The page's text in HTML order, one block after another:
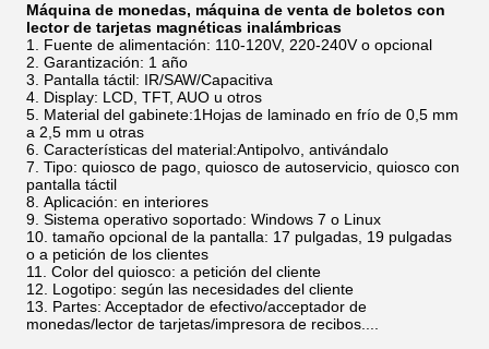
Máquina de monedas, máquina de venta de boletos con
lector de tarjetas magnéticas inalámbricas
Fuente de alimentación: 110-120V, 220-240V o opcional
Garantización: 1 año
Pantalla táctil: IR/SAW/Capacitiva
Display: LCD, TFT, AUO u otros
Material del gabinete:1Hojas de laminado en frío de 0,5 mm
a 2,5 mm u otras
Características del material:Antipolvo, antivándalo
Tipo: quiosco de pago, quiosco de autoservicio, quiosco con
pantalla táctil
Aplicación: en interiores
Sistema operativo soportado: Windows 7 o Linux
tamaño opcional de la pantalla: 17 pulgadas, 19 pulgadas
o a petición de los clientes
Color del quiosco: a petición del cliente
Logotipo: según las necesidades del cliente
Partes: Acceptador de efectivo/acceptador de
monedas/lector de tarjetas/impresora de recibos....